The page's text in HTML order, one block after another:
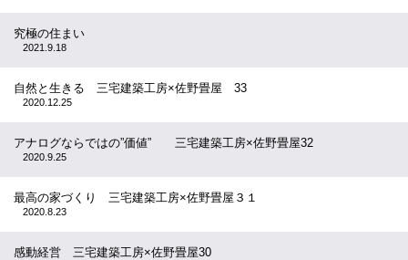
究極の住まい
2021.9.18
自然と生きる 三宅建築工房×佐野畳屋 33
2020.12.25
アナログならではの”価値” 三宅建築工房×佐野畳屋32
2020.9.25
最高の家づくり 三宅建築工房×佐野畳屋３１
2020.8.23
感動経営 三宅建築工房×佐野畳屋30